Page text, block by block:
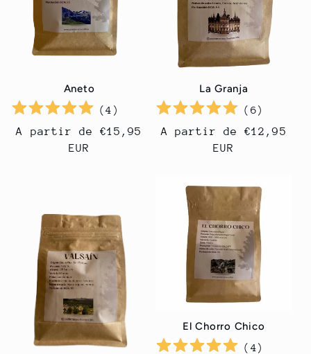
Aneto
(4 )
Precio
A partir de €15,95
EUR
La Granja
( 6)
Precio
A partir de €12,95
EUR
El Chorro Chico
( 4)